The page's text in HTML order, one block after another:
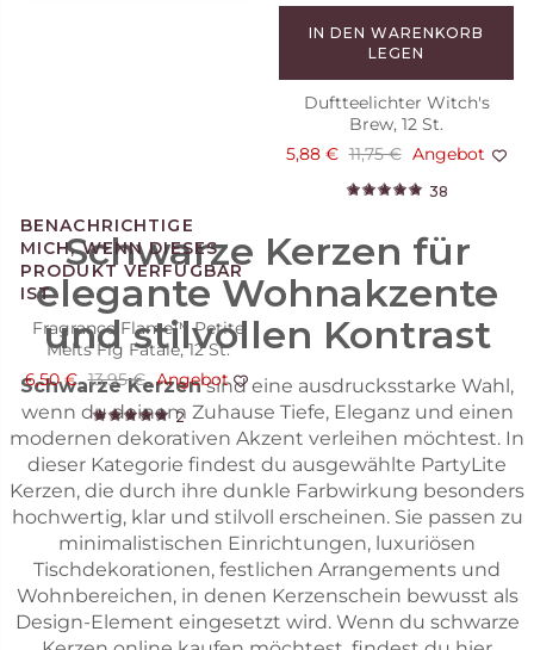
Fragrance Flame™ Petite
Melts Fig Fatale, 12 St.
6,50 € 13,95 € Angebot
2
IN DEN WARENKORB
LEGEN
Duftteelichter Witch's
Brew, 12 St.
5,88 € 11,75 € Angebot
38
Schwarze Kerzen für
elegante Wohnakzente
und stilvollen Kontrast
Schwarze Kerzensind eine ausdrucksstarke Wahl,
wenn du deinem Zuhause Tiefe, Eleganz und einen
modernen dekorativen Akzent verleihen möchtest. In
dieser Kategorie findest du ausgewählte PartyLite
Kerzen, die durch ihre dunkle Farbwirkung besonders
hochwertig, klar und stilvoll erscheinen. Sie passen zu
minimalistischen Einrichtungen, luxuriösen
Tischdekorationen, festlichen Arrangements und
Wohnbereichen, in denen Kerzenschein bewusst als
Design-Element eingesetzt wird. Wenn du schwarze